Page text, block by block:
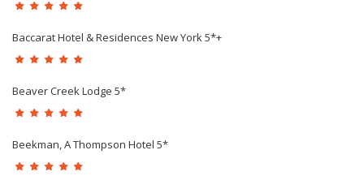
Baccarat Hotel & Residences New York 5*+
Beaver Creek Lodge 5*
Beekman, A Thompson Hotel 5*